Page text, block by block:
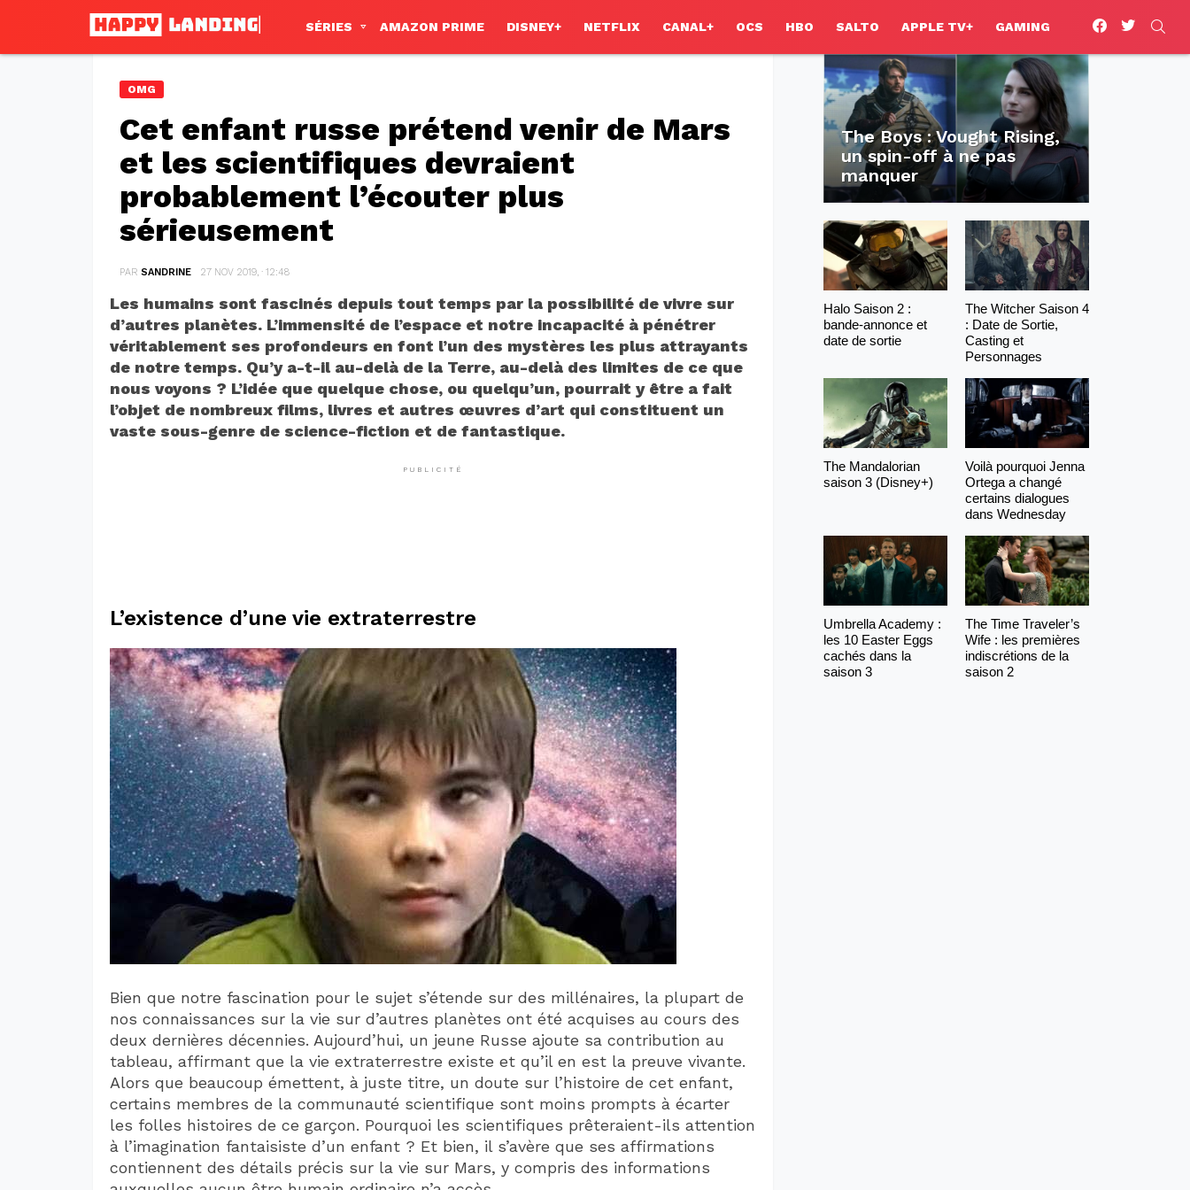
SÉRIES AMAZON PRIME DISNEY+ NETFLIX CANAL+ OCS HBO SALTO APPLE TV+ GAMING
facebooktwitter
OMG
Cet enfant russe prétend venir de Mars
et les scientifiques devraient
probablement l’écouter plus
sérieusement
PAR SANDRINE 27 NOV 2019, · 12:48
Les humains sont fascinés depuis tout temps par la possibilité de vivre sur
d’autres planètes. L’immensité de l’espace et notre incapacité à pénétrer
véritablement ses profondeurs en font l’un des mystères les plus attrayants
de notre temps. Qu’y a-t-il au-delà de la Terre, au-delà des limites de ce que
nous voyons ? L’idée que quelque chose, ou quelqu’un, pourrait y être a fait
l’objet de nombreux films, livres et autres œuvres d’art qui constituent un
vaste sous-genre de science-fiction et de fantastique.
PUBLICITÉ
L’existence d’une vie extraterrestre
Bien que notre fascination pour le sujet s’étende sur des millénaires, la plupart de
nos connaissances sur la vie sur d’autres planètes ont été acquises au cours des
deux dernières décennies. Aujourd’hui, un jeune Russe ajoute sa contribution au
tableau, affirmant que la vie extraterrestre existe et qu’il en est la preuve vivante.
Alors que beaucoup émettent, à juste titre, un doute sur l’histoire de cet enfant,
certains membres de la communauté scientifique sont moins prompts à écarter
les folles histoires de ce garçon. Pourquoi les scientifiques prêteraient-ils attention
à l’imagination fantaisiste d’un enfant ? Et bien, il s’avère que ses affirmations
contiennent des détails précis sur la vie sur Mars, y compris des informations
The Boys : Vought Rising,
un spin-off à ne pas
manquer
Halo Saison 2 :
bande-annonce et
date de sortie
The Witcher Saison 4
: Date de Sortie,
Casting et
Personnages
The Mandalorian
saison 3 (Disney+)
Voilà pourquoi Jenna
Ortega a changé
certains dialogues
dans Wednesday
Umbrella Academy :
les 10 Easter Eggs
cachés dans la
saison 3
The Time Traveler’s
Wife : les premières
indiscrétions de la
saison 2